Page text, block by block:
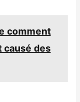
comment
causé des